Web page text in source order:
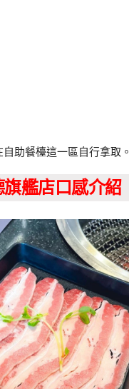
助餐檯這一區自行拿取。
艦店口感介紹